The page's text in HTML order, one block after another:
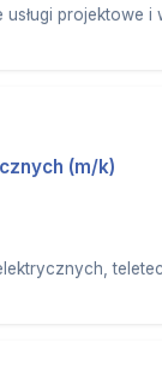
usługi projektowe
(m/k)